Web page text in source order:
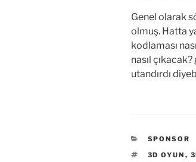
Genel olarak
olmuş. Hatta
kodlaması
nasıl
utandırdı
SPONSOR
ETIKETLER
3D OYUN ,